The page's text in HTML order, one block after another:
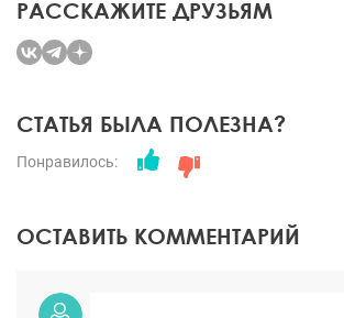
РАССКАЖИТЕ ДРУЗЬЯМ
СТАТЬЯ БЫЛА ПОЛЕЗНА?
Понравилось:
ОСТАВИТЬ КОММЕНТАРИЙ